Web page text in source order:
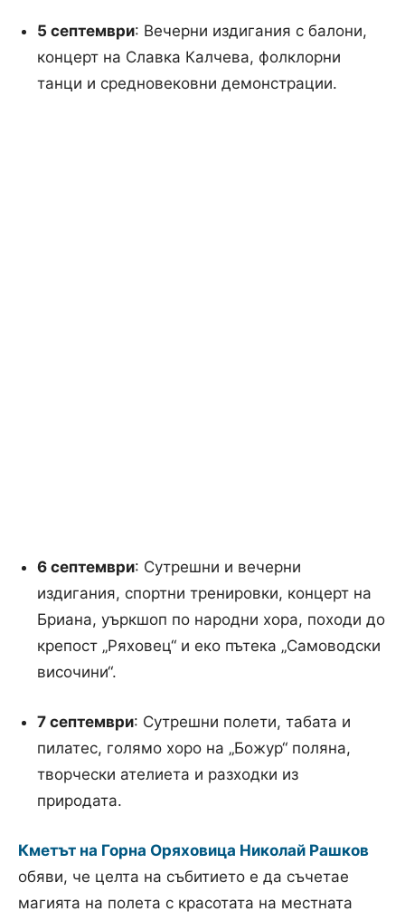
5 септември: Вечерни издигания с балони,
концерт на Славка Калчева, фолклорни
танци и средновековни демонстрации.
6 септември: Сутрешни и вечерни
издигания, спортни тренировки, концерт на
Бриана, уъркшоп по народни хора, походи до
крепост „Ряховец“ и еко пътека „Самоводски
височини“.
7 септември: Сутрешни полети, табата и
пилатес, голямо хоро на „Божур“ поляна,
творчески ателиета и разходки из
природата.
Кметът на Горна Оряховица Николай Рашков
обяви, че целта на събитието е да съчетае
магията на полета с красотата на местната